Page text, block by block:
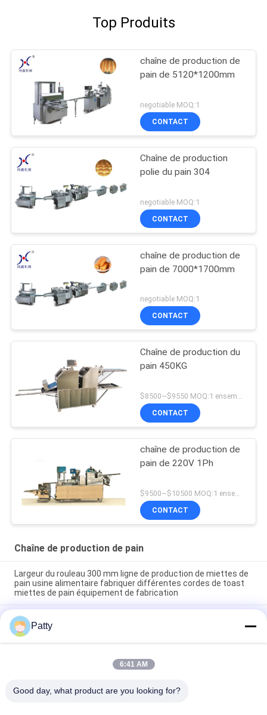
Top Produits
chaîne de production de
pain de 5120*1200mm
negotiable MOQ:1
CONTACT
Chaîne de production
polie du pain 304
negotiable MOQ:1
CONTACT
chaîne de production de
pain de 7000*1700mm
negotiable MOQ:1
CONTACT
Chaîne de production du
pain 450KG
$8500~$9550 MOQ:1 ensemble
CONTACT
chaîne de production de
pain de 220V 1Ph
CONTACT
Chaîne de production de pain
Largeur du rouleau 300 mm ligne de production de miettes de
pain usine alimentaire fabriquer différentes cordes de toast
miettes de pain équipement de fabrication
Ligne de production de pain à dessin offrant un moteur
personnalisable et une température de cuisson de 200 à 250
degrés Celsius assurant une cuisson uniforme du pain
Ligne de production de pain refroidi par air forcé équipée d'une
structure combinée vidéo garantissant une fabrication de
Patty
6:41 AM
Good day, what product are you looking for?